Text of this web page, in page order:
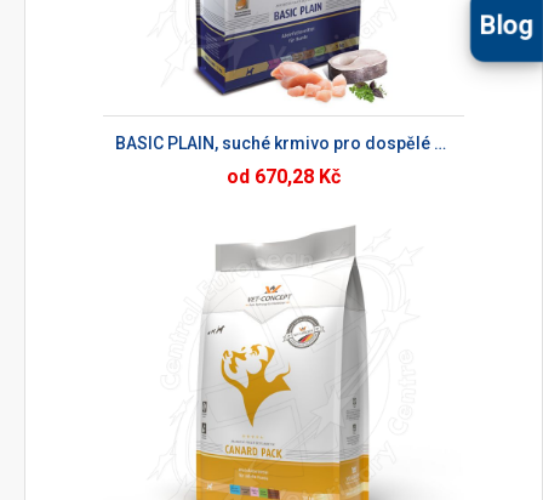
Blog
BASIC PLAIN, suché krmivo pro dospělé psy
od 670,28 Kč